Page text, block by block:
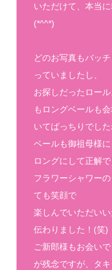
いただけて、本当に
(*^^*)
どのお写真もバッ
っていましたし、
お探しだったロー
もロングベールも
いてばっちりでし
ベールも御祖母様
ロングにして正解で
フラワーシャワー
ても笑顔で
楽しんでいただいい
伝わりました！(笑)
ご新郎様もお会い
が残念ですが、タ